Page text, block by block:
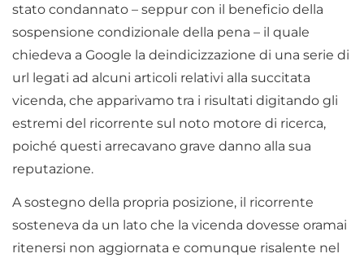
stato condannato – seppur con il beneficio della
sospensione condizionale della pena – il quale
chiedeva a Google la deindicizzazione di una serie di
url legati ad alcuni articoli relativi alla succitata
vicenda, che apparivamo tra i risultati digitando gli
estremi del ricorrente sul noto motore di ricerca,
poiché questi arrecavano grave danno alla sua
reputazione.
A sostegno della propria posizione, il ricorrente
sosteneva da un lato che la vicenda dovesse oramai
ritenersi non aggiornata e comunque risalente nel